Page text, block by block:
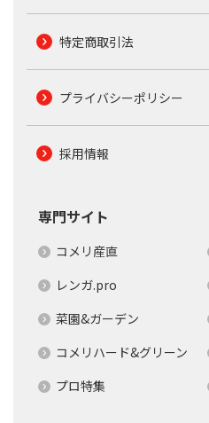
特定商取引法
プライバシーポリシー
採用情報
専門サイト
コメリ産直
レンガ.pro
菜園&ガーデン
コメリハード&グリーン
プロ特集